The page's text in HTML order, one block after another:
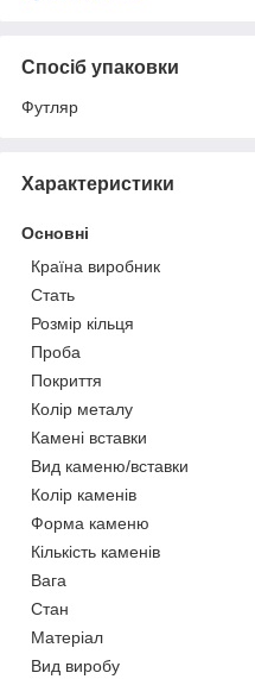
Спосіб упаковки
Футляр
Характеристики
Основні
Країна виробник
Стать
Розмір кільця
Проба
Покриття
Колір металу
Камені вставки
Вид каменю/вставки
Колір каменів
Форма каменю
Кількість каменів
Вага
Стан
Матеріал
Вид виробу